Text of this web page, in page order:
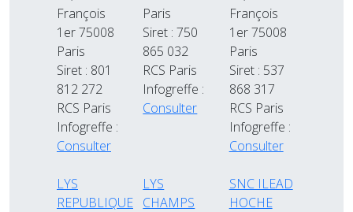
François
1er 75008
Paris
Siret : 801
812 272
RCS Paris
Infogreffe :
Consulter
Paris
Siret : 750
865 032
RCS Paris
Infogreffe :
Consulter
François
1er 75008
Paris
Siret : 537
868 317
RCS Paris
Infogreffe :
Consulter
LYS
REPUBLIQUE
LYS
CHAMPS
SNC ILEAD
HOCHE